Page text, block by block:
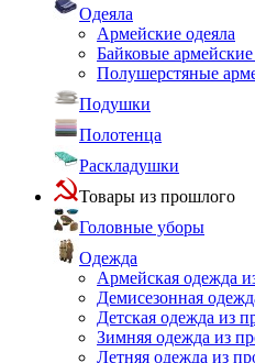
Одеяла
Армейские одеяла
Байковые армейские
Полушерстяные
Подушки
Полотенца
Раскладушки
Товары из прошлого
Головные уборы
Одежда
Армейская одежда
Демисезонная
Детская одежда из
Зимняя одежда из
Летняя одежда из